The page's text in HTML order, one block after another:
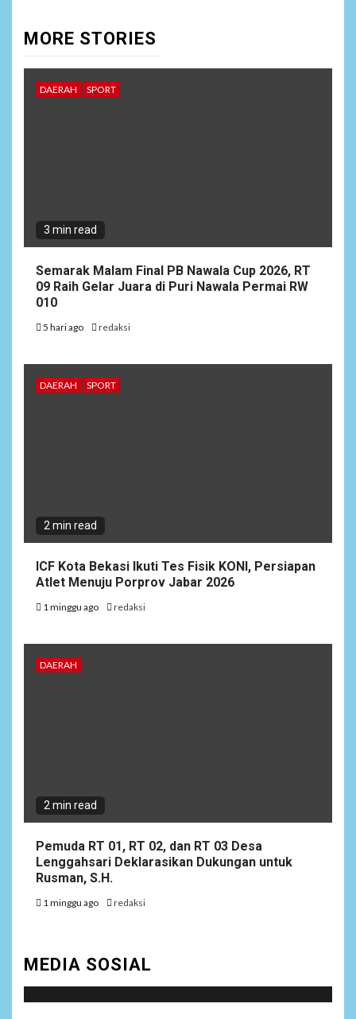
MORE STORIES
DAERAH SPORT
3 min read
Semarak Malam Final PB Nawala Cup 2026, RT
09 Raih Gelar Juara di Puri Nawala Permai RW
010
5 hari ago redaksi
DAERAH SPORT
2 min read
ICF Kota Bekasi Ikuti Tes Fisik KONI, Persiapan
Atlet Menuju Porprov Jabar 2026
1 minggu ago redaksi
DAERAH
2 min read
Pemuda RT 01, RT 02, dan RT 03 Desa
Lenggahsari Deklarasikan Dukungan untuk
Rusman, S.H.
1 minggu ago redaksi
MEDIA SOSIAL